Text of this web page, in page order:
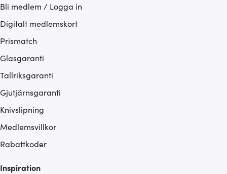
Bli medlem / Logga in
Digitalt medlemskort
Prismatch
Glasgaranti
Tallriksgaranti
Gjutjärnsgaranti
Knivslipning
Medlemsvillkor
Rabattkoder
Inspiration